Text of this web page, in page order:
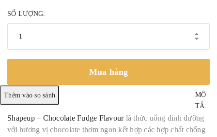
SỐ LƯỢNG:
Mua hàng
MÔ
TẢ:
Shapeup – Chocolate Fudge Flavourlà thức uống dinh dưỡng
với hương vị chocolate thơm ngon kết hợp các hợp chất chống